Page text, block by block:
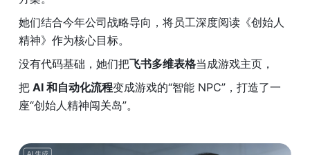
她们结合今年公司战略导向，将员工深度阅读《创始人
精神》作为核心目标。
没有代码基础，她们把飞书多维表格当成游戏主页，
把 AI 和自动化流程变成游戏的“智能 NPC”，打造了一
座“创始人精神闯关岛”。